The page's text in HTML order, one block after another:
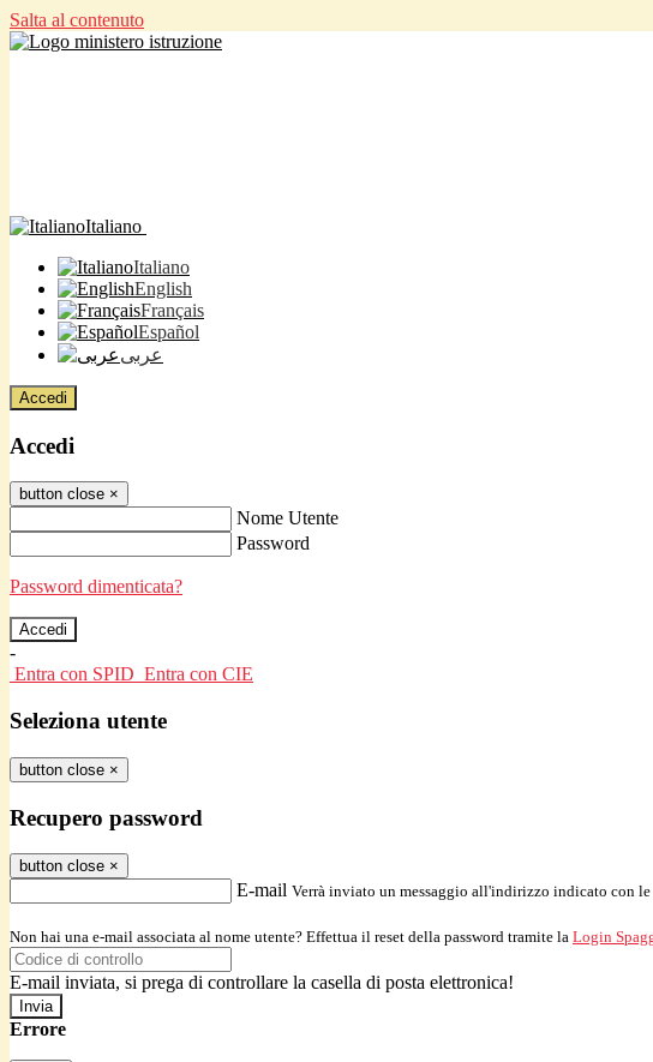
Salta al contenuto
Italiano
Italiano
English
Français
Español
عربى
Accedi
Accedi
button close ×
Nome Utente
Password
Password dimenticata?
-
Entra con SPID Entra con CIE
Seleziona utente
button close ×
Recupero password
button close ×
E-mail Verrà inviato un messaggio all'indirizzo indicato con
Non hai una e-mail associata al nome utente? Effettua il reset della password tramite la Login
E-mail inviata, si prega di controllare la casella di posta elettronica!
Errore